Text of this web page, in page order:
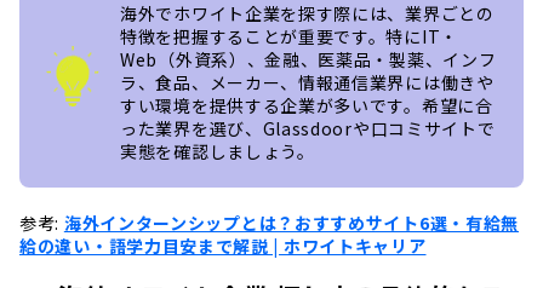
海外でホワイト企業を探す際には、業界ごとの
特徴を把握することが重要です。特にIT・
Web（外資系）、金融、医薬品・製薬、インフ
ラ、食品、メーカー、情報通信業界には働きや
すい環境を提供する企業が多いです。希望に合
った業界を選び、Glassdoorや口コミサイトで
実態を確認しましょう。
参考: 海外インターンシップとは？おすすめサイト6選・有給無
給の違い・語学力目安まで解説 | ホワイトキャリア